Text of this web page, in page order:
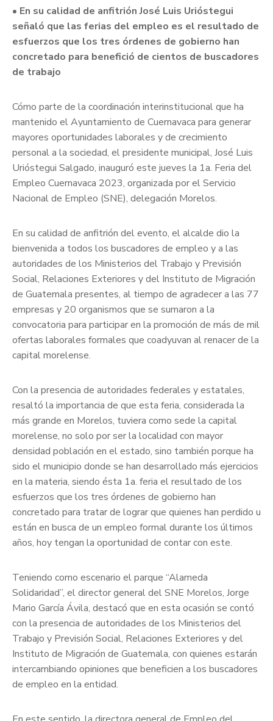
• En su calidad de anfitrión José Luis Urióstegui
señaló que las ferias del empleo es el resultado de
esfuerzos que los tres órdenes de gobierno han
concretado para benefició de cientos de buscadores
de trabajo
Cómo parte de la coordinación interinstitucional que ha
mantenido el Ayuntamiento de Cuernavaca para generar
mayores oportunidades laborales y de crecimiento
personal a la sociedad, el presidente municipal, José Luis
Urióstegui Salgado, inauguró este jueves la 1a. Feria del
Empleo Cuernavaca 2023, organizada por el Servicio
Nacional de Empleo (SNE), delegación Morelos.
En su calidad de anfitrión del evento, el alcalde dio la
bienvenida a todos los buscadores de empleo y a las
autoridades de los Ministerios del Trabajo y Previsión
Social, Relaciones Exteriores y del Instituto de Migración
de Guatemala presentes, al tiempo de agradecer a las 77
empresas y 20 organismos que se sumaron a la
convocatoria para participar en la promoción de más de mil
ofertas laborales formales que coadyuvan al renacer de la
capital morelense.
Con la presencia de autoridades federales y estatales,
resaltó la importancia de que esta feria, considerada la
más grande en Morelos, tuviera como sede la capital
morelense, no solo por ser la localidad con mayor
densidad población en el estado, sino también porque ha
sido el municipio donde se han desarrollado más ejercicios
en la materia, siendo ésta 1a. feria el resultado de los
esfuerzos que los tres órdenes de gobierno han
concretado para tratar de lograr que quienes han perdido u
están en busca de un empleo formal durante los últimos
años, hoy tengan la oportunidad de contar con este.
Teniendo como escenario el parque “Alameda
Solidaridad”, el director general del SNE Morelos, Jorge
Mario García Ávila, destacó que en esta ocasión se contó
con la presencia de autoridades de los Ministerios del
Trabajo y Previsión Social, Relaciones Exteriores y del
Instituto de Migración de Guatemala, con quienes estarán
intercambiando opiniones que beneficien a los buscadores
de empleo en la entidad.